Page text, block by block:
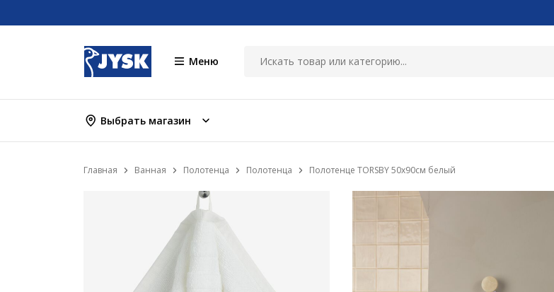
Меню
Выбрать магазин
Главная Ванная Полотенца Полотенца Полотенце TORSBY 50x90см белый